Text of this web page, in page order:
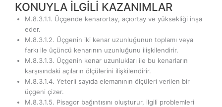
KONUYLA İLGİLİ KAZANIMLAR
M.8.3.1.1. Üçgende kenarortay, açıortay ve yüksekliği inşa
eder.
M.8.3.1.2. Üçgenin iki kenar uzunluğunun toplamı veya
farkı ile üçüncü kenarının uzunluğunu ilişkilendirir.
M.8.3.1.3. Üçgenin kenar uzunlukları ile bu kenarların
karşısındaki açıların ölçülerini ilişkilendirir.
M.8.3.1.4. Yeterli sayıda elemanının ölçüleri verilen bir
üçgeni çizer.
M.8.3.1.5. Pisagor bağıntısını oluşturur, ilgili problemleri